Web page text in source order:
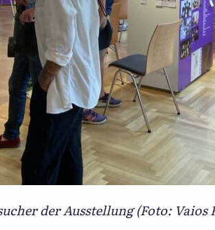
der Ausstellung (Foto: Vaios